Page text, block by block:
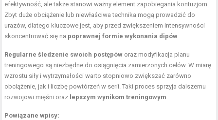
efektywność, ale także stanowi ważny element zapobiegania kontuzjom.
Zbyt duże obciążenie lub niewłaściwa technika mogą prowadzić do
urazów, dlatego kluczowe jest, aby przed zwiększeniem intensywności
skoncentrować się na poprawnej formie wykonania dipów.
Regularne śledzenie swoich postępów oraz modyfikacja planu
treningowego są niezbędne do osiągnięcia zamierzonych celów. W miarę
wzrostu siły i wytrzymałości warto stopniowo zwiększać zarówno
obciążenie, jak i liczbę powtórzeń w serii. Taki proces sprzyja dalszemu
rozwojowi mięśni oraz lepszym wynikom treningowym.
Powiązane wpisy: